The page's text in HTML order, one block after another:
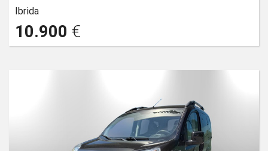
Ibrida
10.900 €